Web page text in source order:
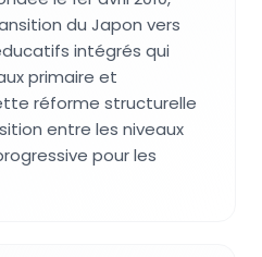
du Japon vers
intégrés qui
primaire et
réforme structurelle
entre les niveaux
pour les